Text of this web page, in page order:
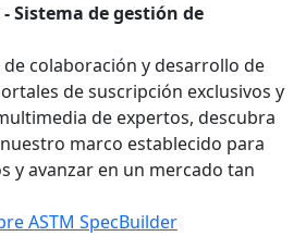
Sistema de gestión de
colaboración y desarrollo de
de suscripción exclusivos y
de expertos, descubra
marco establecido para
y avanzar en un mercado tan
ASTM SpecBuilder